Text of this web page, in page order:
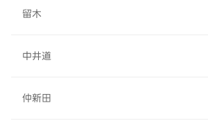
留木
中井道
仲新田